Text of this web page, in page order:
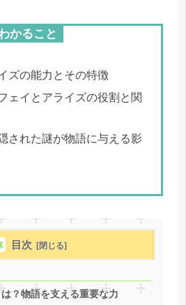
かること
ズの能力とその特徴
ェイとアライズの役割と関
された謎が物語に与える影
目次
？物語を支える重要な力